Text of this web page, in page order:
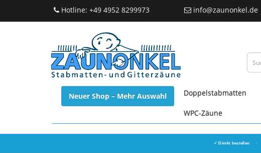
Hotline: +49 4952 8299973 info@zaunonkel.de
Neuer Shop – Mehr Auswahl Doppelstabmatten
WPC-Zäune
✓ Direkt bestellen ·